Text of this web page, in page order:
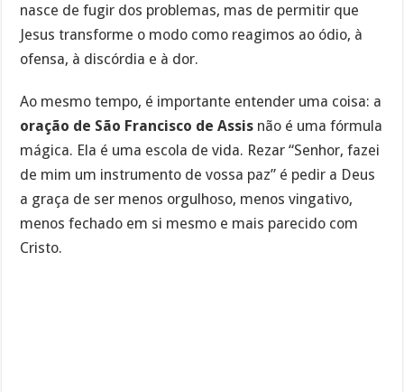
nasce de fugir dos problemas, mas de permitir que
Jesus transforme o modo como reagimos ao ódio, à
ofensa, à discórdia e à dor.
Ao mesmo tempo, é importante entender uma coisa: a
oração de São Francisco de Assis não é uma fórmula
mágica. Ela é uma escola de vida. Rezar “Senhor, fazei
de mim um instrumento de vossa paz” é pedir a Deus
a graça de ser menos orgulhoso, menos vingativo,
menos fechado em si mesmo e mais parecido com
Cristo.